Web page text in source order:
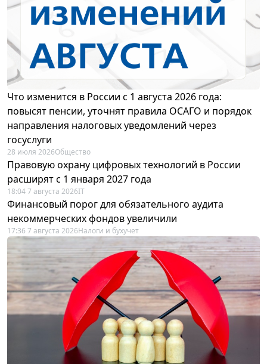
Что изменится в России с 1 августа 2026 года:
повысят пенсии, уточнят правила ОСАГО и порядок
направления налоговых уведомлений через
госуслуги
28 июля 2026Общество
Правовую охрану цифровых технологий в России
расширят с 1 января 2027 года
18:04 7 августа 2026IT
Финансовый порог для обязательного аудита
некоммерческих фондов увеличили
17:36 7 августа 2026Налоги и бухучет